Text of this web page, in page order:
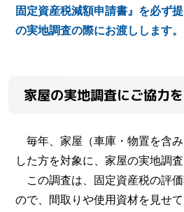
固定資産税減額申請書』を必ず
の実地調査の際にお渡しします。
家屋の実地調査にご協力
毎年、家屋（車庫・物置を含
した方を対象に、家屋の実地調
この調査は、固定資産税の評
ので、間取りや使用資材を見せ